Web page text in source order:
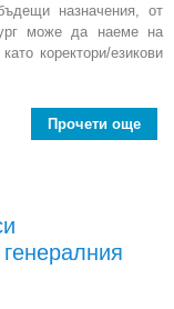
назначения, от
може да наеме на
коректори/езикови
Прочети още